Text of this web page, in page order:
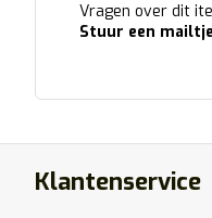
Vragen over dit
Stuur een mailtje
Klantenservice